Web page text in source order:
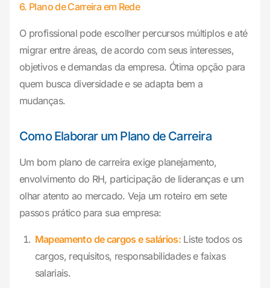
6. Plano de Carreira em Rede
O profissional pode escolher percursos múltiplos e até
migrar entre áreas, de acordo com seus interesses,
objetivos e demandas da empresa. Ótima opção para
quem busca diversidade e se adapta bem a
mudanças.
Como Elaborar um Plano de Carreira
Um bom plano de carreira exige planejamento,
envolvimento do RH, participação de lideranças e um
olhar atento ao mercado. Veja um roteiro em sete
passos prático para sua empresa:
Mapeamento de cargos e salários: Liste todos os
cargos, requisitos, responsabilidades e faixas
salariais.